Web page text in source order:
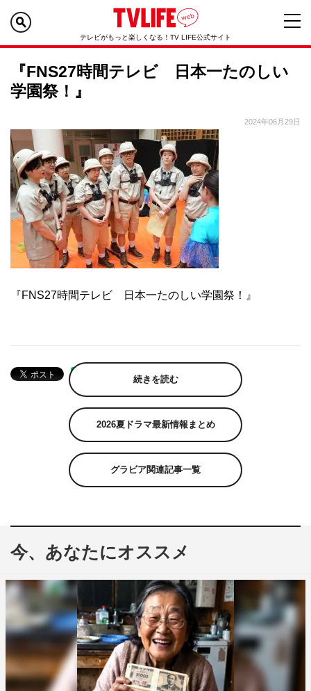
テレビがもっと楽しくなる！TV LIFE公式サイト
『FNS27時間テレビ 日本一たのしい
学園祭！』
2024年06月29日
『FNS27時間テレビ 日本一たのしい学園祭！』
続きを読む
2026夏ドラマ最新情報まとめ
グラビア関連記事一覧
今、あなたにオススメ